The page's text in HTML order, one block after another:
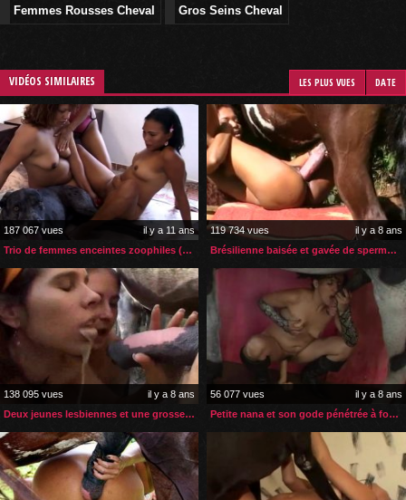
Femmes Rousses Cheval
Gros Seins Cheval
VIDÉOS SIMILAIRES LES PLUS VUES DATE
187 067 vues
il y a 11 ans
Trio de femmes enceintes zoophiles (suite)
119 734 vues
il y a 8 ans
Brésilienne baisée et gavée de sperme par son cheval
138 095 vues
il y a 8 ans
Deux jeunes lesbiennes et une grosse bite de cheval
56 077 vues
il y a 8 ans
Petite nana et son gode pénétrée à fond par un cheval